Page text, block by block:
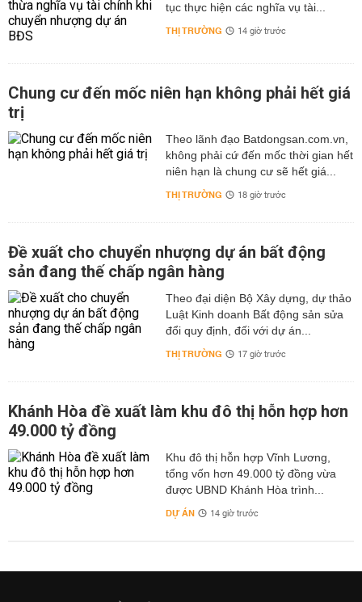
tục thực hiện các nghĩa vụ tài...
THỊ TRƯỜNG 14 giờ trước
Chung cư đến mốc niên hạn không phải hết giá
trị
Theo lãnh đạo Batdongsan.com.vn,
không phải cứ đến mốc thời gian hết
niên hạn là chung cư sẽ hết giá...
THỊ TRƯỜNG 18 giờ trước
Đề xuất cho chuyển nhượng dự án bất động
sản đang thế chấp ngân hàng
Theo đại diện Bộ Xây dựng, dự thảo
Luật Kinh doanh Bất động sản sửa
đổi quy định, đối với dự án...
THỊ TRƯỜNG 17 giờ trước
Khánh Hòa đề xuất làm khu đô thị hỗn hợp hơn
49.000 tỷ đồng
Khu đô thị hỗn hợp Vĩnh Lương,
tổng vốn hơn 49.000 tỷ đồng vừa
được UBND Khánh Hòa trình...
DỰ ÁN 14 giờ trước